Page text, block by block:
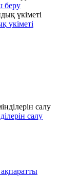
беру
үкіметі
салу